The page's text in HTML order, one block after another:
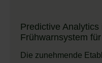
Predictive
Frühwarnsystem
Die zunehmende